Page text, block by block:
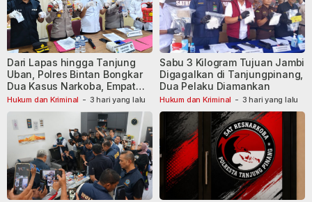
Hukum dan Kriminal - 3 hari yang lalu
Dari Lapas hingga Tanjung
Uban, Polres Bintan Bongkar
Dua Kasus Narkoba, Empat
Tersangka Dibekuk
Hukum dan Kriminal - 3 hari yang lalu
Sabu 3 Kilogram Tujuan Jambi
Digagalkan di Tanjungpinang,
Dua Pelaku Diamankan